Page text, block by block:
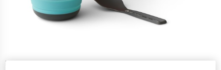
Photos détaillées